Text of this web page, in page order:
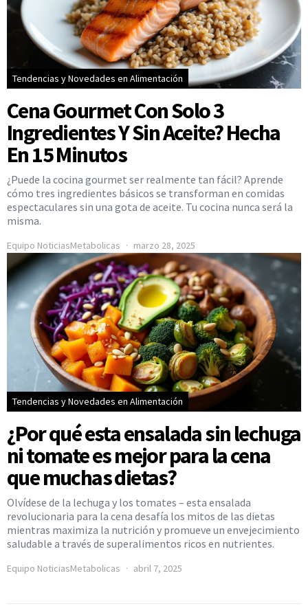
Tendencias y Novedades en Alimentación
Cena Gourmet Con Solo 3
Ingredientes Y Sin Aceite? Hecha
En 15 Minutos
¿Puede la cocina gourmet ser realmente tan fácil? Aprende
cómo tres ingredientes básicos se transforman en comidas
espectaculares sin una gota de aceite. Tu cocina nunca será la
misma.
Equipo NoticiasMetabolicas marzo 28, 2025
Tendencias y Novedades en Alimentación
¿Por qué esta ensalada sin lechuga
ni tomate es mejor para la cena
que muchas dietas?
Olvídese de la lechuga y los tomates – esta ensalada
revolucionaria para la cena desafía los mitos de las dietas
mientras maximiza la nutrición y promueve un envejecimiento
saludable a través de superalimentos ricos en nutrientes.
Equipo NoticiasMetabolicas abril 7, 2025